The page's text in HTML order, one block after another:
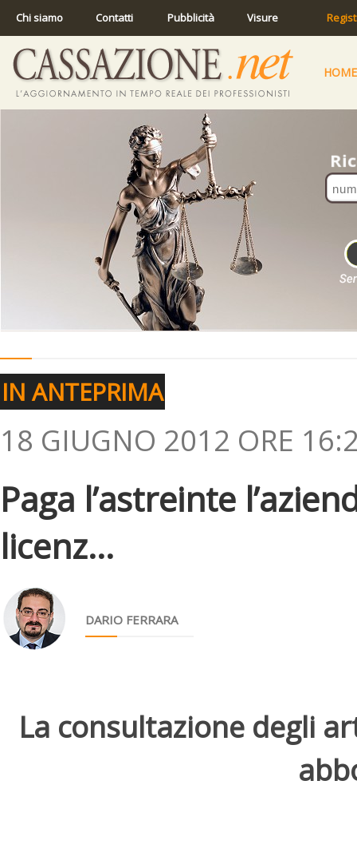
Chi siamo Contatti Pubblicità Visure
HOME
IN ANTEPRIMA
18 GIUGNO 2012 ORE
Paga l’astreinte
licenz...
DARIO FERRARA
La consultazione degli